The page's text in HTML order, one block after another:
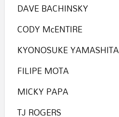
DAVE BACHINSKY
CODY McENTIRE
KYONOSUKE YAMASHITA
FILIPE MOTA
MICKY PAPA
TJ ROGERS